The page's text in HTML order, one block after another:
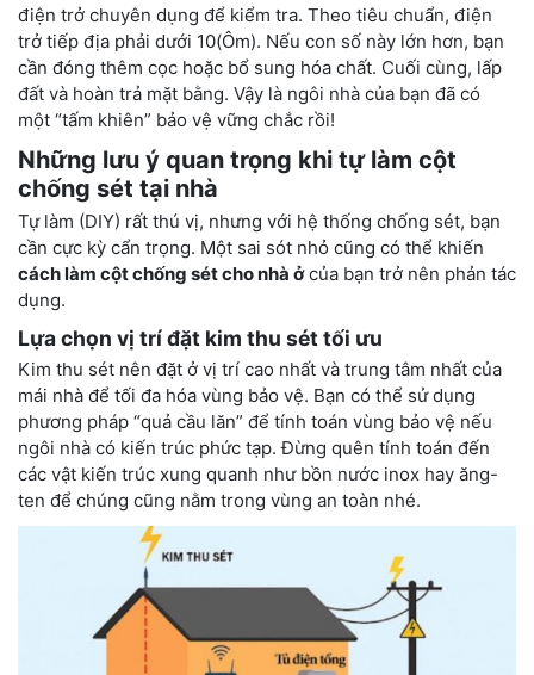
điện trở chuyên dụng để kiểm tra. Theo tiêu chuẩn, điện
trở tiếp địa phải dưới 10(Ôm). Nếu con số này lớn hơn, bạn
cần đóng thêm cọc hoặc bổ sung hóa chất. Cuối cùng, lấp
đất và hoàn trả mặt bằng. Vậy là ngôi nhà của bạn đã có
một “tấm khiên” bảo vệ vững chắc rồi!
Những lưu ý quan trọng khi tự làm cột
chống sét tại nhà
Tự làm (DIY) rất thú vị, nhưng với hệ thống chống sét, bạn
cần cực kỳ cẩn trọng. Một sai sót nhỏ cũng có thể khiến
cách làm cột chống sét cho nhà ởcủa bạn trở nên phản tác
dụng.
Lựa chọn vị trí đặt kim thu sét tối ưu
Kim thu sét nên đặt ở vị trí cao nhất và trung tâm nhất của
mái nhà để tối đa hóa vùng bảo vệ. Bạn có thể sử dụng
phương pháp “quả cầu lăn” để tính toán vùng bảo vệ nếu
ngôi nhà có kiến trúc phức tạp. Đừng quên tính toán đến
các vật kiến trúc xung quanh như bồn nước inox hay ăng-
ten để chúng cũng nằm trong vùng an toàn nhé.